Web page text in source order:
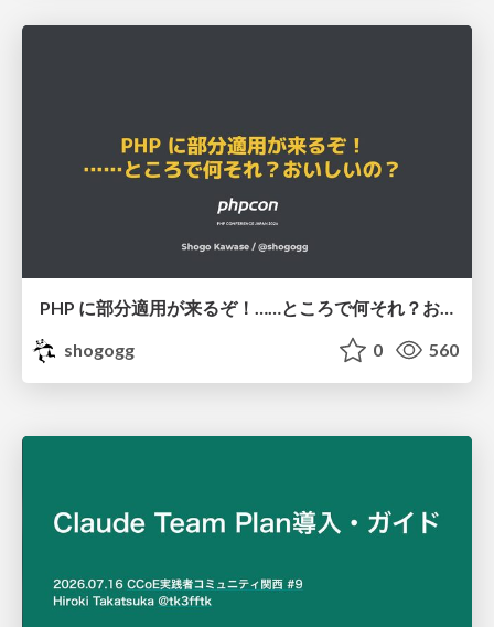
PHP に部分適用が来るぞ！……ところで何それ？おいしいの？ #phpcon / phpcon-2026
shogogg
0 560